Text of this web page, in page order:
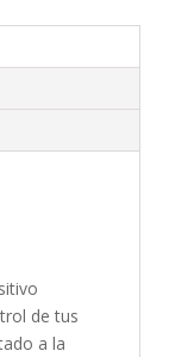
de tus
a la